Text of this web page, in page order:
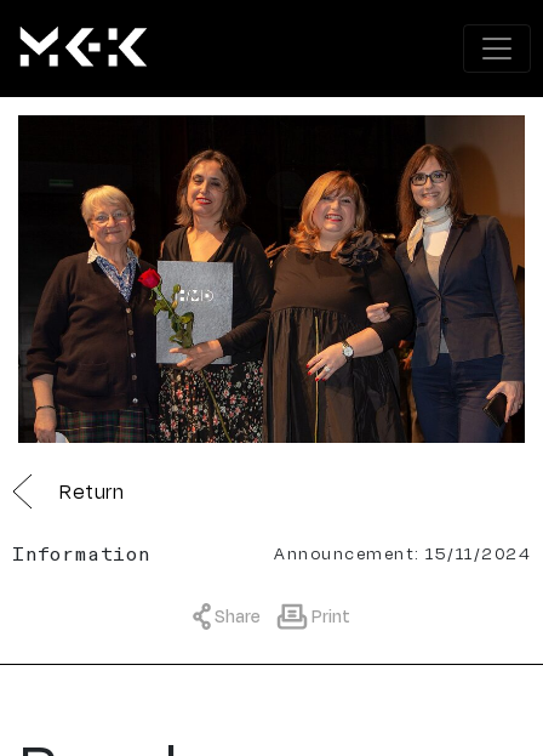
Return
Information Announcement: 15/11/2024
Share Print